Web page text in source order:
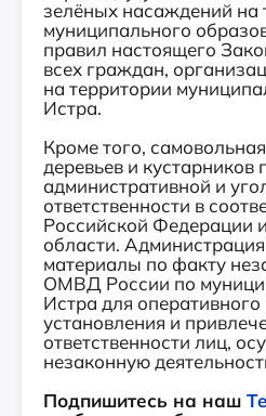
зелёных насаждений на
муниципального
правил настоящего
всех граждан,
на территории
Истра.
Кроме того,
деревьев и кустарников
административной и
ответственности в
Российской Федерации
области.
материалы по факту
ОМВД России по
Истра для
установления и
ответственности лиц,
незаконную
Подпишитесь на наш